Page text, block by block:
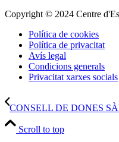
Copyright © 2024 Centre
Política de cookies
Política de privacitat
Avís legal
Condicions generals
Privacitat xarxes socials
CONSELL DE DONES
Scroll to top